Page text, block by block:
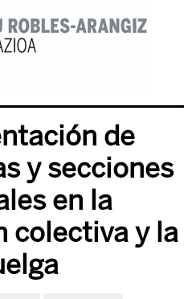
de
y secciones
en la
colectiva y la